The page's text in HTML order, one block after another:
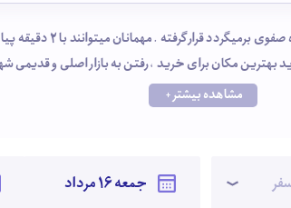
هتل پارتیکان دربافت
مکان برای خرید ، رفتن به بازار اصلی و قدیمی
مسافرانش را راضی نگه دارد .
مشاهده بیشتر +